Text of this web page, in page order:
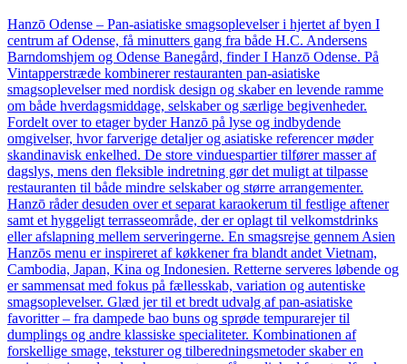
Hanzō Odense – Pan-asiatiske smagsoplevelser i hjertet af byen I
centrum af Odense, få minutters gang fra både H.C. Andersens
Barndomshjem og Odense Banegård, finder I Hanzō Odense. På
Vintapperstræde kombinerer restauranten pan-asiatiske
smagsoplevelser med nordisk design og skaber en levende ramme
om både hverdagsmiddage, selskaber og særlige begivenheder.
Fordelt over to etager byder Hanzō på lyse og indbydende
omgivelser, hvor farverige detaljer og asiatiske referencer møder
skandinavisk enkelhed. De store vinduespartier tilfører masser af
dagslys, mens den fleksible indretning gør det muligt at tilpasse
restauranten til både mindre selskaber og større arrangementer.
Hanzō råder desuden over et separat karaokerum til festlige aftener
samt et hyggeligt terrasseområde, der er oplagt til velkomstdrinks
eller afslapning mellem serveringerne. En smagsrejse gennem Asien
Hanzōs menu er inspireret af køkkener fra blandt andet Vietnam,
Cambodia, Japan, Kina og Indonesien. Retterne serveres løbende og
er sammensat med fokus på fællesskab, variation og autentiske
smagsoplevelser. Glæd jer til et bredt udvalg af pan-asiatiske
favoritter – fra dampede bao buns og sprøde tempurarejer til
dumplings og andre klassiske specialiteter. Kombinationen af
forskellige smage, teksturer og tilberedningsmetoder skaber en